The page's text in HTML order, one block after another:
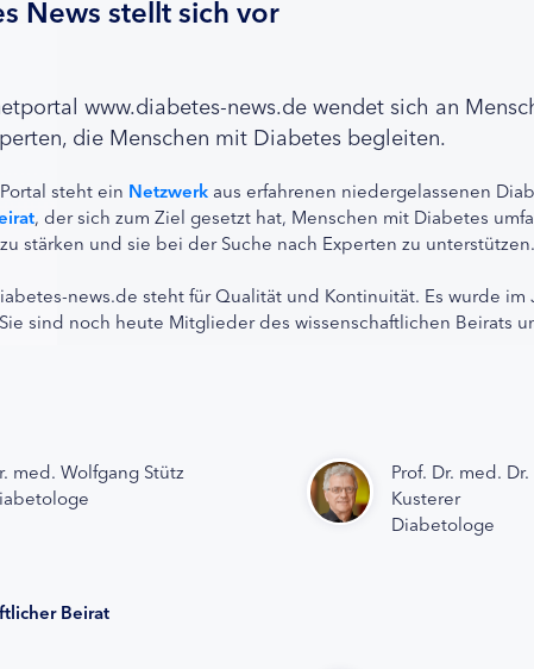
News stellt sich vor
www.diabetes-news.de wendet sich an
die Menschen mit Diabetes begleiten.
steht ein Netzwerk aus erfahrenen niedergelassenen
, der sich zum Ziel gesetzt hat, Menschen mit Diabetes
stärken und sie bei der Suche nach Experten zu
news.de steht für Qualität und Kontinuität. Es wurde
sind noch heute Mitglieder des wissenschaftlichen Beirats
med. Wolfgang Stütz
Prof. Dr. med.
Kusterer
Diabetologe
Beirat